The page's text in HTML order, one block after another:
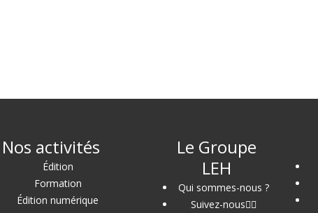
Nos activités
Édition
Formation
Édition numérique
Le Groupe
LEH
Qui sommes-nous ?
Suivez-nous